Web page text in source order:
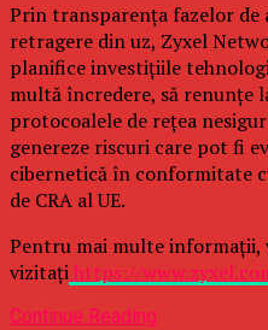
Prin transparența fazelor de
retragere din uz, Zyxel
planifice investițiile
multă încredere, să renunțe
protocoalele de rețea
genereze riscuri care pot fi
cibernetică în conformitate
de CRA al UE.
Pentru mai multe informații,
vizitațihttps://
Continue Reading